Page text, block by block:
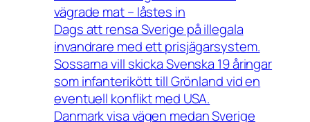
vägrade mat – låstes in
Dags att rensa Sverige på illegala
invandrare med ett prisjägarsystem.
Sossarna vill skicka Svenska 19 åringar
som infanterikött till Grönland vid en
eventuell konflikt med USA.
Danmark visa vägen medan Sverige